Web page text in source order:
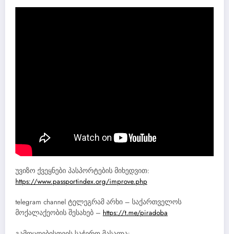
უვიზო ქვეყნები პასპორტების მიხედვით:
https://www.passportindex.org/improve.php
telegram channel ტელეგრამ არხი – საქართველოს
მოქალაქეობის შესახებ – https://t.me/piradoba